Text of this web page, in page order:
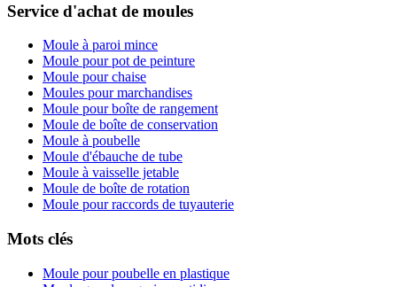
Service d'achat de moules
Moule à paroi mince
Moule pour pot de peinture
Moule pour chaise
Moules pour marchandises
Moule pour boîte de rangement
Moule de boîte de conservation
Moule à poubelle
Moule d'ébauche de tube
Moule à vaisselle jetable
Moule de boîte de rotation
Moule pour raccords de tuyauterie
Mots clés
Moule pour poubelle en plastique